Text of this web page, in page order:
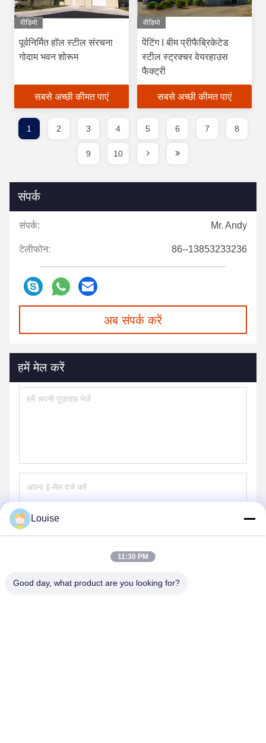
वीडियो
पूर्वनिर्मित हॉल स्टील संरचना
गोदाम भवन शोरूम
सबसे अच्छी कीमत पाएं
वीडियो
पेंटिंग I बीम प्रीफैब्रिकेटेड
स्टील स्ट्रक्चर वेयरहाउस
फैक्ट्री
सबसे अच्छी कीमत पाएं
1 2 3 4 5 6 7 8
9 10
संपर्क
संपर्क: Mr. Andy
टेलीफोन: 86--13853233236
अब संपर्क करें
हमें मेल करें
Louise
11:30 PM
Good day, what product are you looking for?